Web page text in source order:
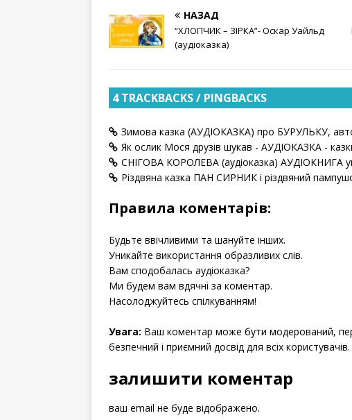
НАЗАД
“ХЛОПЧИК – ЗІРКА”- Оскар Уайльд
(аудіоказка)
4 TRACKBACKS / PINGBACKS
Зимова казка (АУДІОКАЗКА) про БУРУЛЬКУ,
Як ослик Мося друзів шукав - АУДІОКАЗКА -
СНІГОВА КОРОЛЕВА (аудіоказка) АУДІОКНИГА
Різдвяна казка ПАН СИРНИК і різдвяний
Правила коментарів:
Будьте ввічливими та шануйте інших.
Уникайте використання образливих слів.
Вам сподобалась аудіоказка?
Ми будем вам вдячні за коментар.
Насолоджуйтесь спілкуванням!
Увага: Ваш коментар може бути модерований,
безпечний і приємний досвід для всіх користувачів.
залишити коментар
ваш email не буде відображено.